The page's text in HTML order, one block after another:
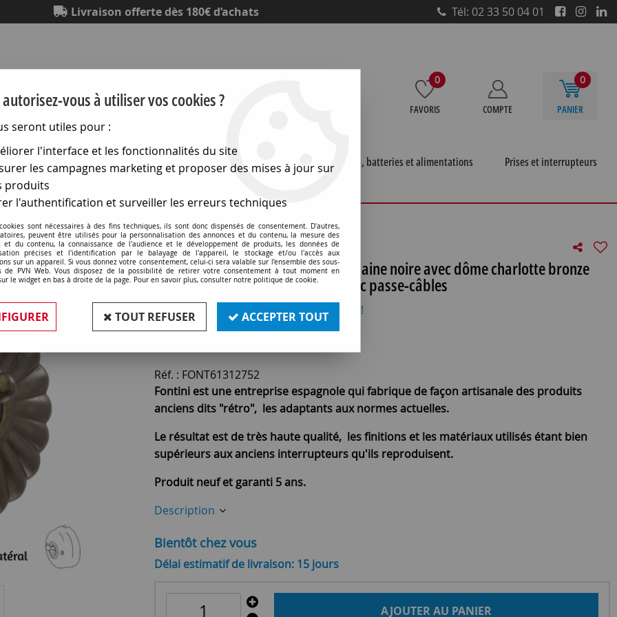
Livraison offerte dès 180€ d’achats Tél: 02 33 50 04 01
0
FAVORIS COMPTE
0
PANIER
Eclairage Matériel électrique Outillage Piles, batteries et alimentations Prises et interrupteurs
interrupteurs en saillie Dimbler
Bouton poussoir Dimbler en porcelaine noire avec dôme charlotte bronze
ancien et manette laiton vieilli, avec passe-câbles
Soyez le premier à donner votre avis !
Réf. : FONT61312752
Fontini est une entreprise espagnole qui fabrique de façon artisanale des produits
anciens dits "rétro", les adaptants aux normes actuelles.
Le résultat est de très haute qualité, les finitions et les matériaux utilisés étant bien
supérieurs aux anciens interrupteurs qu'ils reproduisent.
Produit neuf et garanti 5 ans.
Description
Bientôt chez vous
Délai estimatif de livraison: 15 jours
AJOUTER AU PANIER
vous à utiliser vos cookies ?
seront utiles pour :
l'interface et les fonctionnalités du site
les campagnes marketing et proposer des mises à jour sur
produits
l'authentification et surveiller les erreurs techniques
sont nécessaires à des fins techniques, ils sont donc dispensés de consentement. D'autres,
peuvent être utilisés pour la personnalisation des annonces et du contenu, la mesure des
et du contenu, la connaissance de l'audience et le développement de produits, les données de
précises et l'identification par le balayage de l'appareil, le stockage et/ou l'accès aux
sur un appareil. Si vous donnez votre consentement, celui-ci sera valable sur l’ensemble des sous-
de PVN Web. Vous disposez de la possibilité de retirer votre consentement à tout moment en
le widget en bas à droite de la page. Pour en savoir plus, consulter notre politique de cookie.
TOUT REFUSER ACCEPTER TOUT